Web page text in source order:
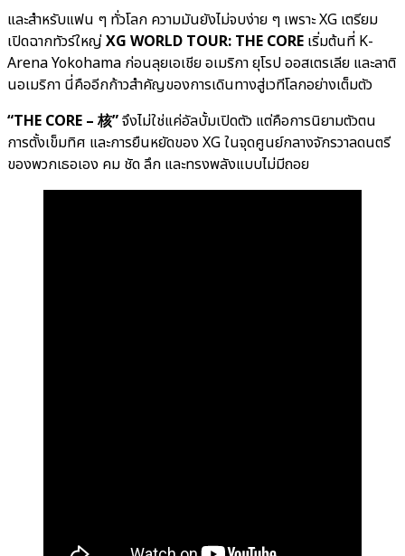
และสำหรับแฟน ๆ ทั่วโลก ความมันยังไม่จบง่าย ๆ เพราะ XG เตรียม
เปิดฉากทัวร์ใหญ่XG WORLD TOUR: THE CORE เริ่มต้นที่ K-
Arena Yokohama ก่อนลุยเอเชีย อเมริกา ยุโรป ออสเตรเลีย และลาติ
นอเมริกา นี่คืออีกก้าวสำคัญของการเดินทางสู่เวทีโลกอย่างเต็มตัว
“THE CORE – 核”จึงไม่ใช่แค่อัลบั้มเปิดตัว แต่คือการนิยามตัวตน
การตั้งเข็มทิศ และการยืนหยัดของ XG ในจุดศูนย์กลางจักรวาลดนตรี
ของพวกเธอเอง คม ชัด ลึก และทรงพลังแบบไม่มีถอย